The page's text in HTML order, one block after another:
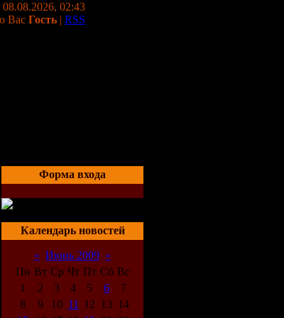
02:43
Вас Гость | RSS
Форма входа
Календарь новостей
« Июнь 2009 »
Пн Вт Ср Чт Пт Сб Вс
1
2 3 4 5 6
7
8
9 10 11 12 13 14